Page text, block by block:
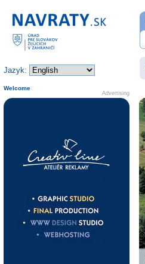
Home page
Jazyk:
Advertising
Welcome